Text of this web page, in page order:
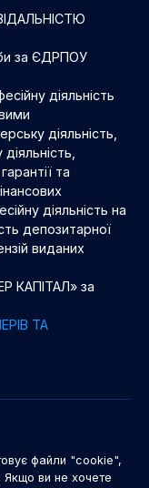
за ЄДРПОУ
діяльність
діяльність,
та
діяльність на
депозитарної
виданих
КАПІТАЛ» за
ТА
файли "cookie",
Якщо ви не хочете